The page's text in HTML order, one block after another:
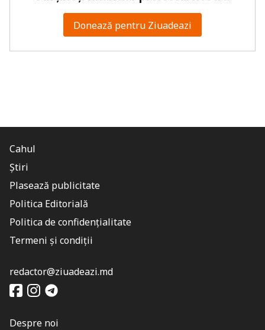
Donează pentru Ziuadeazi
Cahul
Știri
Plasează publicitate
Politica Editorială
Politica de confidențialitate
Termeni și condiții
redactor@ziuadeazi.md
Despre noi